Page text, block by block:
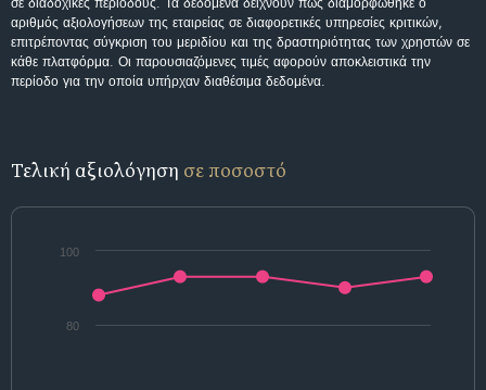
αριθμός αξιολογήσεων της εταιρείας σε διαφορετικές υπηρεσίες κριτικών,
επιτρέποντας σύγκριση του μεριδίου και της δραστηριότητας των χρηστών σε
κάθε πλατφόρμα. Οι παρουσιαζόμενες τιμές αφορούν αποκλειστικά την
περίοδο για την οποία υπήρχαν διαθέσιμα δεδομένα.
Τελική αξιολόγηση σε ποσοστό
80
100